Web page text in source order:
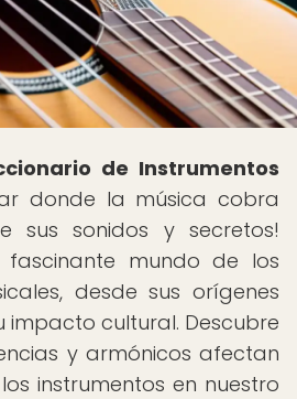
de Instrumentos
donde la música cobra
sus sonidos y secretos!
fascinante mundo de los
desde sus orígenes
impacto cultural. Descubre
y armónicos afectan
instrumentos en nuestro